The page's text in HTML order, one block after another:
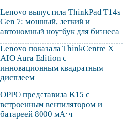
Lenovo выпустила ThinkPad T14s
Gen 7: мощный, легкий и
автономный ноутбук для бизнеса
Lenovo показала ThinkCentre X
AIO Aura Edition с
инновационным квадратным
дисплеем
OPPO представила K15 с
встроенным вентилятором и
батареей 8000 мА·ч